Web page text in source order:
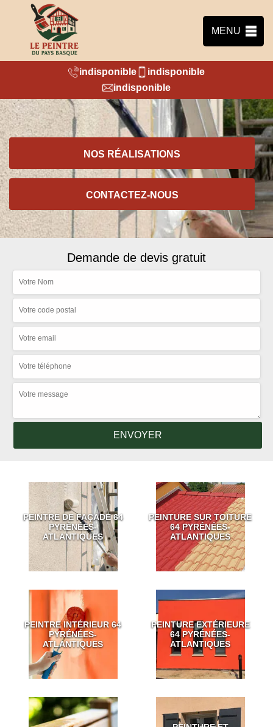
MENU
indisponible
indisponible
indisponible
NOS RÉALISATIONS
CONTACTEZ-NOUS
Demande de devis gratuit
PEINTRE DE FAÇADE 64
PYRÉNÉES-
ATLANTIQUES
PEINTURE SUR TOITURE
64 PYRÉNÉES-
ATLANTIQUES
PEINTRE INTÉRIEUR 64
PYRÉNÉES-
ATLANTIQUES
PEINTURE EXTÉRIEURE
64 PYRÉNÉES-
ATLANTIQUES